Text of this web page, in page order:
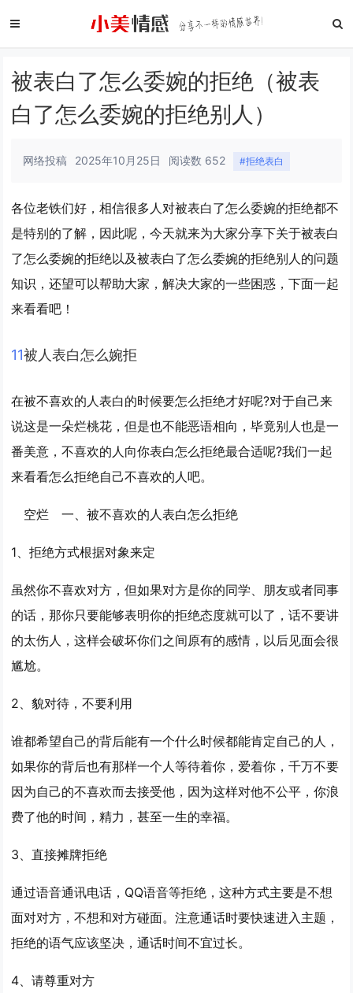
被表白了怎么委婉的拒绝（被表
白了怎么委婉的拒绝别人）
网络投稿 2025年10月25日 阅读数 652 #拒绝表白
各位老铁们好，相信很多人对被表白了怎么委婉的拒绝都不
是特别的了解，因此呢，今天就来为大家分享下关于被表白
了怎么委婉的拒绝以及被表白了怎么委婉的拒绝别人的问题
知识，还望可以帮助大家，解决大家的一些困惑，下面一起
来看看吧！
11被人表白怎么婉拒
在被不喜欢的人表白的时候要怎么拒绝才好呢?对于自己来
说这是一朵烂桃花，但是也不能恶语相向，毕竟别人也是一
番美意，不喜欢的人向你表白怎么拒绝最合适呢?我们一起
来看看怎么拒绝自己不喜欢的人吧。
空烂 一、被不喜欢的人表白怎么拒绝
1、拒绝方式根据对象来定
虽然你不喜欢对方，但如果对方是你的同学、朋友或者同事
的话，那你只要能够表明你的拒绝态度就可以了，话不要讲
的太伤人，这样会破坏你们之间原有的感情，以后见面会很
尴尬。
2、貌对待，不要利用
谁都希望自己的背后能有一个什么时候都能肯定自己的人，
如果你的背后也有那样一个人等待着你，爱着你，千万不要
因为自己的不喜欢而去接受他，因为这样对他不公平，你浪
费了他的时间，精力，甚至一生的幸福。
3、直接摊牌拒绝
通过语音通讯电话，QQ语音等拒绝，这种方式主要是不想
面对对方，不想和对方碰面。注意通话时要快速进入主题，
拒绝的语气应该坚决，通话时间不宜过长。
4、请尊重对方